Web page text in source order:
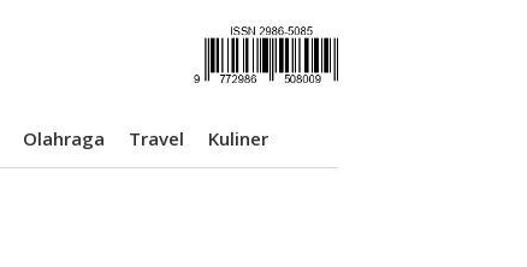
Olahraga Travel Kuliner